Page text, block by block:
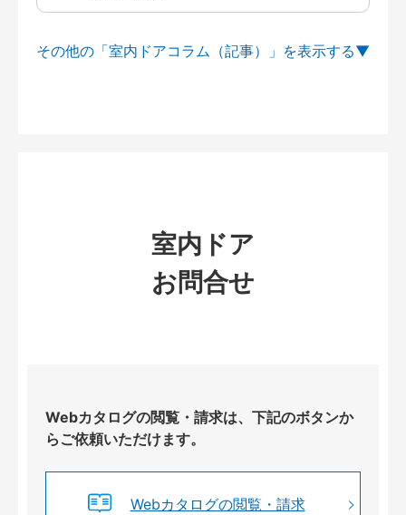
その他の「室内ドアコラム（記事）」を
室内ドア
お問合せ
Webカタログの閲覧・請求は、下記のボタンか
らご依頼いただけます。
Webカタログの閲覧・請求